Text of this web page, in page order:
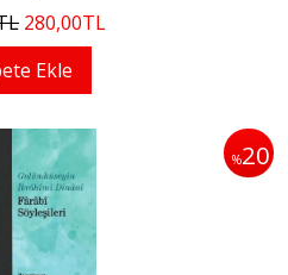
280,00TL
Ekle
%20